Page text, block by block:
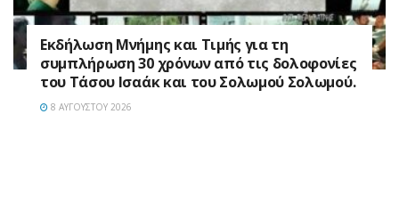
Εκδήλωση Μνήμης και Τιμής για τη
συμπλήρωση 30 χρόνων από τις δολοφονίες
του Τάσου Ισαάκ και του Σολωμού Σολωμού.
8 ΑΥΓΟΎΣΤΟΥ 2026